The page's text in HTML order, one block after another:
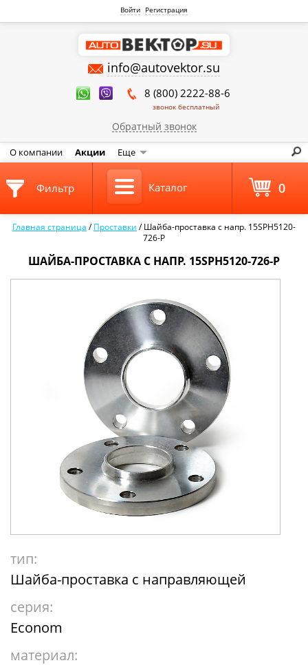
Войти Регистрация
info@autovektor.su
8 (800) 2222-88-6
звонок бесплатный
Обратный звонок
О компании Акции Еще
Главная страница /Проставки /Шайба-проставка с напр. 15SPH5120-
726-P
ШАЙБА-ПРОСТАВКА С НАПР. 15SPH5120-726-P
тип:
Шайба-проставка с направляющей
серия:
Econom
материал:
Фильтр Каталог 0